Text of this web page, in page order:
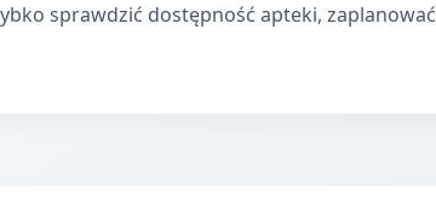
sprawdzić dostępność apteki, zaplanować